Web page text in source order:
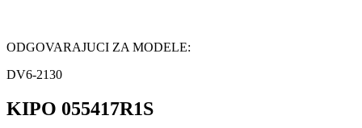
ODGOVARAJUCI ZA MODELE:
DV6-2130
KIPO 055417R1S